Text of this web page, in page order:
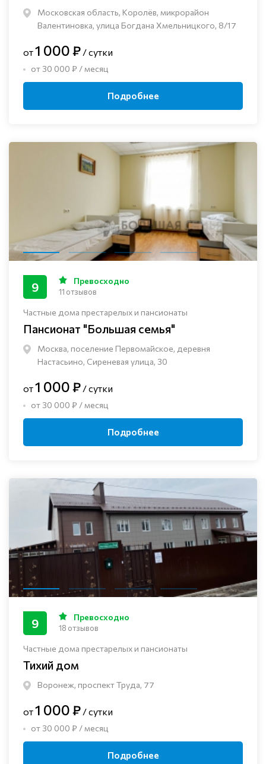
Московская область, Королёв, микрорайон
Валентиновка, улица Богдана Хмельницкого, 8/17
от1 000 ₽ / сутки
от 30 000 ₽ / месяц
Подробнее
Частные дома престарелых и пансионаты
Пансионат "Большая семья"
Москва, поселение Первомайское, деревня
Настасьино, Сиреневая улица, 30
9 Превосходно
11 отзывов
от1 000 ₽ / сутки
от 30 000 ₽ / месяц
Подробнее
Частные дома престарелых и пансионаты
Тихий дом
Воронеж, проспект Труда, 77
9 Превосходно
18 отзывов
от1 000 ₽ / сутки
от 30 000 ₽ / месяц
Подробнее